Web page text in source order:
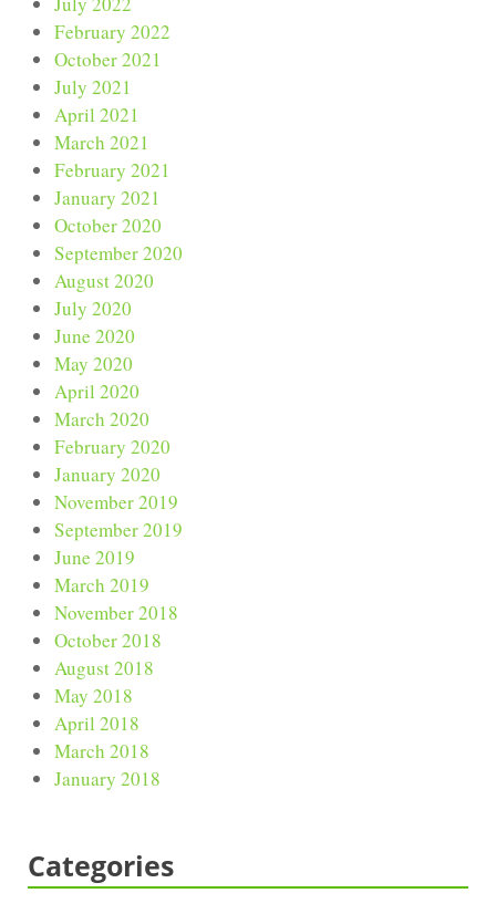
February 2022
October 2021
July 2021
April 2021
March 2021
February 2021
January 2021
October 2020
September 2020
August 2020
July 2020
June 2020
May 2020
April 2020
March 2020
February 2020
January 2020
November 2019
September 2019
June 2019
March 2019
November 2018
October 2018
August 2018
May 2018
April 2018
March 2018
January 2018
Categories